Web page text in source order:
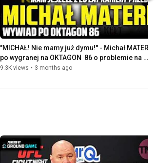
"MICHAŁ! Nie mamy już dymu!" - Michał MATERLA
po wygranej na OKTAGON  86 o problemie na
wyjściu
9.3K views • 3 months ago